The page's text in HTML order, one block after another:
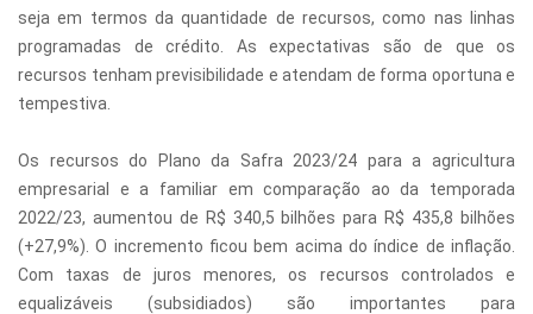
seja em termos da quantidade de recursos, como nas linhas
programadas de crédito. As expectativas são de que os
recursos tenham previsibilidade e atendam de forma oportuna e
tempestiva.
Os recursos do Plano da Safra 2023/24 para a agricultura
empresarial e a familiar em comparação ao da temporada
2022/23, aumentou de R$ 340,5 bilhões para R$ 435,8 bilhões
(+27,9%). O incremento ficou bem acima do índice de inflação.
Com taxas de juros menores, os recursos controlados e
equalizáveis (subsidiados) são importantes para